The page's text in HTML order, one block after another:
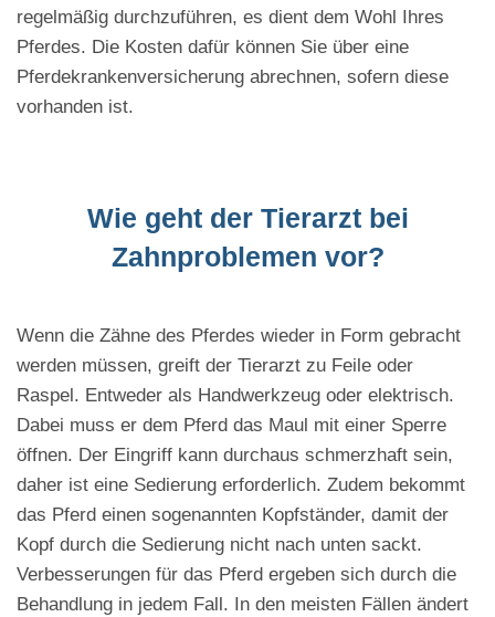
regelmäßig durchzuführen, es dient dem Wohl Ihres
Pferdes. Die Kosten dafür können Sie über eine
Pferdekrankenversicherung abrechnen, sofern diese
vorhanden ist.
Wie geht der Tierarzt bei
Zahnproblemen vor?
Wenn die Zähne des Pferdes wieder in Form gebracht
werden müssen, greift der Tierarzt zu Feile oder
Raspel. Entweder als Handwerkzeug oder elektrisch.
Dabei muss er dem Pferd das Maul mit einer Sperre
öffnen. Der Eingriff kann durchaus schmerzhaft sein,
daher ist eine Sedierung erforderlich. Zudem bekommt
das Pferd einen sogenannten Kopfständer, damit der
Kopf durch die Sedierung nicht nach unten sackt.
Verbesserungen für das Pferd ergeben sich durch die
Behandlung in jedem Fall. In den meisten Fällen ändert